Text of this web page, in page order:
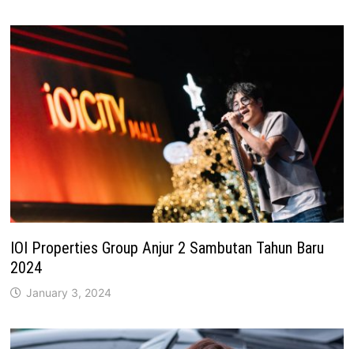
IOI Properties Group Anjur 2 Sambutan Tahun Baru
2024
January 3, 2024